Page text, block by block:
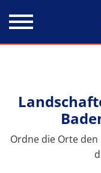
Ordne die Orte